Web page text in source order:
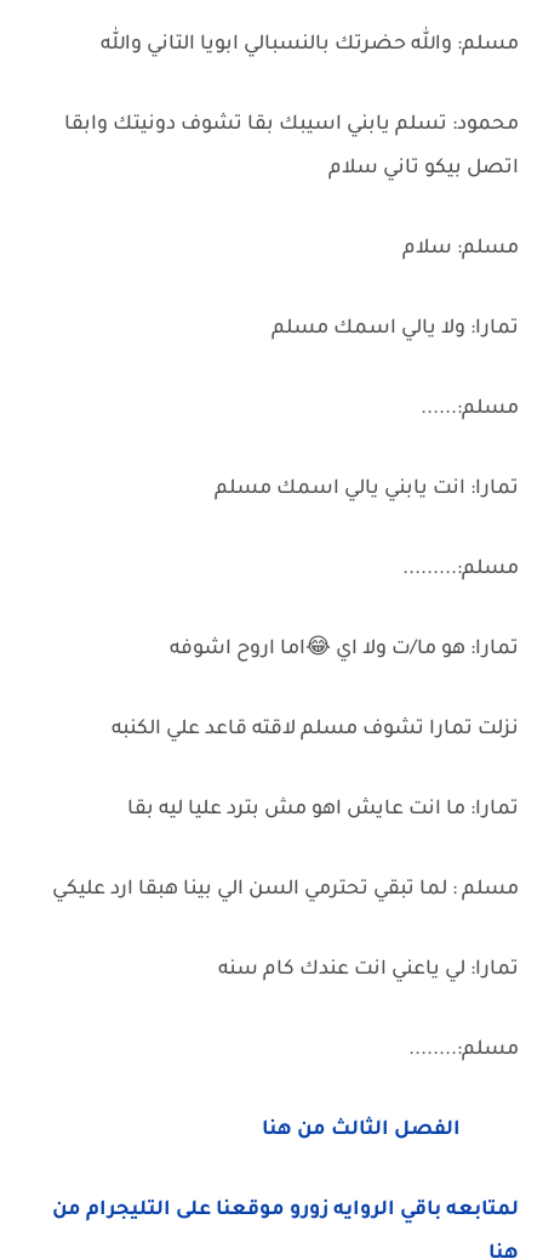
مسلم: والله حضرتك بالنسبالي ابويا التاني والله
محمود: تسلم يابني اسيبك بقا تشوف دونيتك وابقا
اتصل بيكو تاني سلام
مسلم: سلام
تمارا: ولا يالي اسمك مسلم
مسلم:......
تمارا: انت يابني يالي اسمك مسلم
مسلم:.........
تمارا: هو ما/ت ولا اي 😂اما اروح اشوفه
نزلت تمارا تشوف مسلم لاقته قاعد علي الكنبه
تمارا: ما انت عايش اهو مش بترد عليا ليه بقا
مسلم : لما تبقي تحترمي السن الي بينا هبقا ارد عليكي
تمارا: لي ياعني انت عندك كام سنه
مسلم:........
الفصل الثالث من هنا
لمتابعه باقي الروايه زورو موقعنا على التليجرام من
هنا